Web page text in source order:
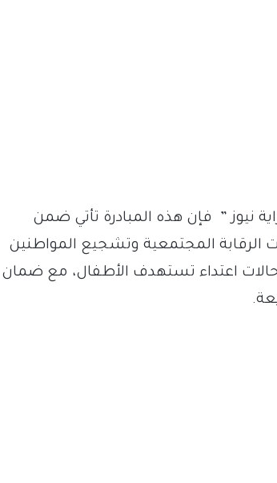
نيوز ” فإن هذه المبادرة تأتي ضمن
المجتمعية وتشجيع المواطنين
اعتداء تستهدف الأطفال، مع ضمان